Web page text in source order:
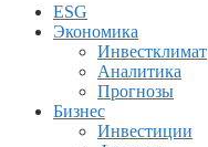
ESG
Экономика
Инвестклимат
Аналитика
Прогнозы
Бизнес
Инвестиции